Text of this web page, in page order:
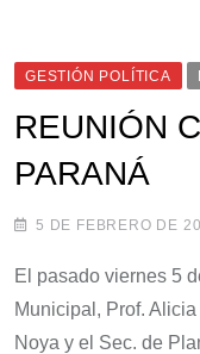
GESTIÓN POLÍTICA
REUNIÓN
PARANÁ
5 DE FEBRERO DE
El pasado viernes 5
Municipal, Prof.
Noya y el Sec. de